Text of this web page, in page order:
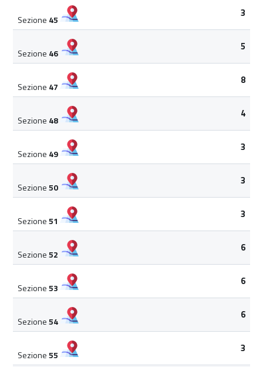
Sezione 45
3
Sezione 46
5
Sezione 47
8
Sezione 48
4
Sezione 49
3
Sezione50
3
Sezione51
3
Sezione52
6
Sezione53
6
Sezione54
6
Sezione55
3